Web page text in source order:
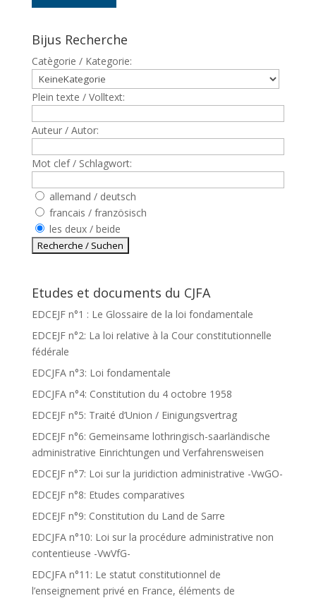
Bijus Recherche
Catègorie / Kategorie:
Plein texte / Volltext:
Auteur / Autor:
Mot clef / Schlagwort:
allemand / deutsch
francais / französisch
les deux / beide
Etudes et documents du CJFA
EDCEJF n°1 : Le Glossaire de la loi fondamentale
EDCEJF n°2: La loi relative à la Cour constitutionnelle
fédérale
EDCJFA n°3: Loi fondamentale
EDCJFA n°4: Constitution du 4 octobre 1958
EDCEJF n°5: Traité d’Union / Einigungsvertrag
EDCEJF n°6: Gemeinsame lothringisch-saarländische
administrative Einrichtungen und Verfahrensweisen
EDCEJF n°7: Loi sur la juridiction administrative -VwGO-
EDCEJF n°8: Etudes comparatives
EDCEJF n°9: Constitution du Land de Sarre
EDCJFA n°10: Loi sur la procédure administrative non
contentieuse -VwVfG-
EDCJFA n°11: Le statut constitutionnel de
l’enseignement privé en France, éléments de